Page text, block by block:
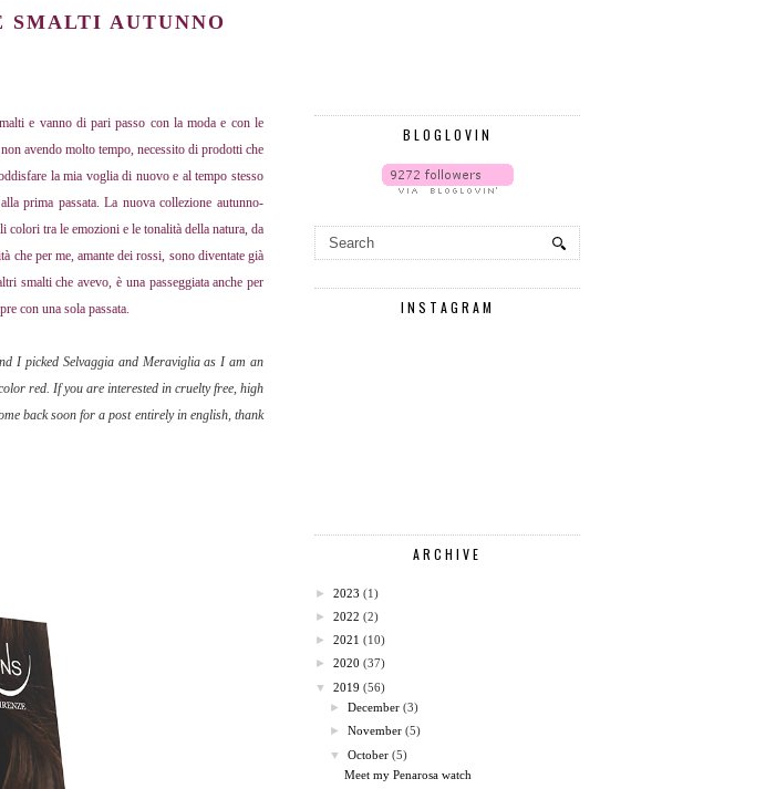
SMALTI AUTUNNO
e vanno di pari passo con la moda e con le
avendo molto tempo, necessito di prodotti che
la mia voglia di nuovo e al tempo stesso
prima passata. La nuova collezione autunno-
tra le emozioni e le tonalità della natura, da
per me, amante dei rossi, sono diventate già
smalti che avevo, è una passeggiata anche per
con una sola passata.
I picked Selvaggia and Meraviglia as I am an
red. If you are interested in cruelty free, high
back soon for a post entirely in english, thank
BLOGLOVIN
INSTAGRAM
ARCHIVE
► 2023 (1)
► 2022 (2)
► 2021 (10)
► 2020 (37)
▼
2019 (56)
►December (3)
►November (5)
▼
October (5)
Meet my Penarosa watch